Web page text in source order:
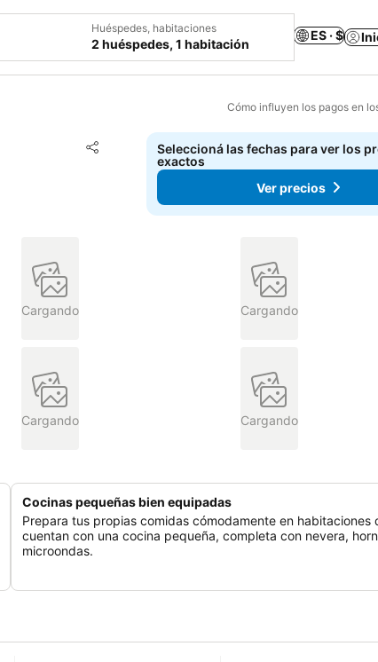
Huéspedes, habitaciones
2 huéspedes, 1 habitación
ES · $
Cómo influyen los pagos en
Compartir
Añadir a favoritos
Seleccioná las fechas para ver los
exactos
Ver precios
Cargando Cargando
Cargando Cargando
Cocinas pequeñas bien equipadas
Prepara tus propias comidas cómodamente en habitaciones
cuentan con una cocina pequeña, completa con nevera,
microondas.